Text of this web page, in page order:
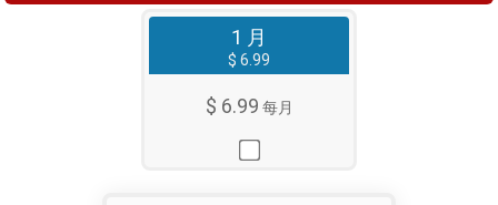
1 月
$ 6.99
$ 6.99 每月